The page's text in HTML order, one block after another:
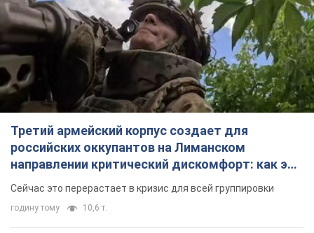
российских оккупантов на Лиманском
направлении критический дискомфорт: как это
удалось
Сейчас это перерастает в кризис для всей группировки
годину тому 10,6 т.
"Работаем над тем, чтобы получить
комплекты с ракетами для ПВО": Зеленский
заслушал доклад Драпатого и объявил о
новых мерах
В частности, он обсудил с главнокомандующим кадровые